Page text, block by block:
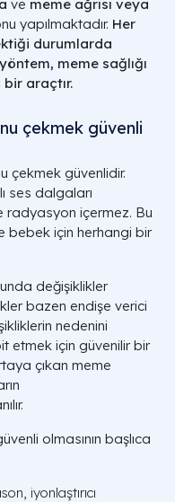
ve meme ağrısı veya
yapılmaktadır. Her
durumlarda
meme sağlığı
araçtır.
çekmek güvenli
çekmek güvenlidir.
ses dalgaları
içermez. Bu
bebek için herhangi bir
değişiklikler
bazen endişe verici
nedenini
etmek için güvenilir bir
çıkan meme
olmasının başlıca
iyonlaştırıcı